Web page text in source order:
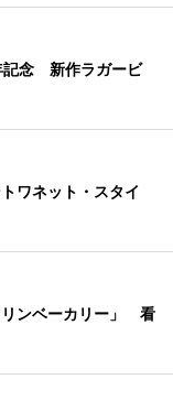
記念 新作ラガービ
ワネット・スタイ
リンベーカリー」 看